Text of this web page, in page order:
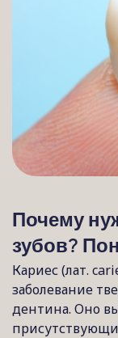
Почему
зубов?
Кариес (лат.
заболевание
дентина. Оно